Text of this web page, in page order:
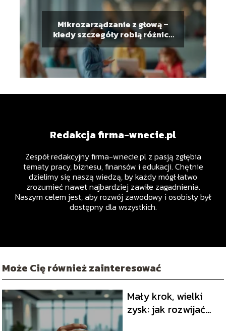
Mikrozarządzanie z głową –
kiedy szczegóły robią różnicę
w pracy zespołowej
Redakcja firma-wnecie.pl
Zespół redakcyjny firma-wnecie.pl z pasją zgłębia
tematy pracy, biznesu, finansów i edukacji. Chętnie
dzielimy się naszą wiedzą, by każdy mógł łatwo
zrozumieć nawet najbardziej zawiłe zagadnienia.
Naszym celem jest, aby rozwój zawodowy i osobisty był
dostępny dla wszystkich.
Może Cię również zainteresować
Mały krok, wielki
zysk: jak rozwijać